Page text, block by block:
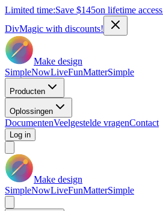
Limited time:Save $145on lifetime access
DivMagic with discounts!
Make design
SimpleNowLiveFunMatterSimple
Producten
Oplossingen
DocumentenVeelgestelde vragenContact
Log in
Make design
SimpleNowLiveFunMatterSimple